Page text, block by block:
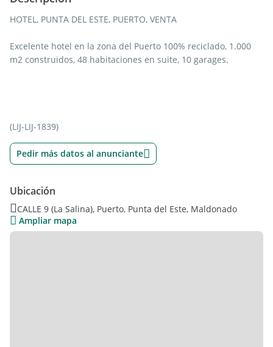
HOTEL, PUNTA DEL ESTE, PUERTO, VENTA
Excelente hotel en la zona del Puerto 100% reciclado, 1.000
m2 construidos, 48 habitaciones en suite, 10 garages.
(LIJ-LIJ-1839)
Pedir más datos al anunciante
Ubicación
CALLE 9 (La Salina), Puerto, Punta del Este, Maldonado
Ampliar mapa